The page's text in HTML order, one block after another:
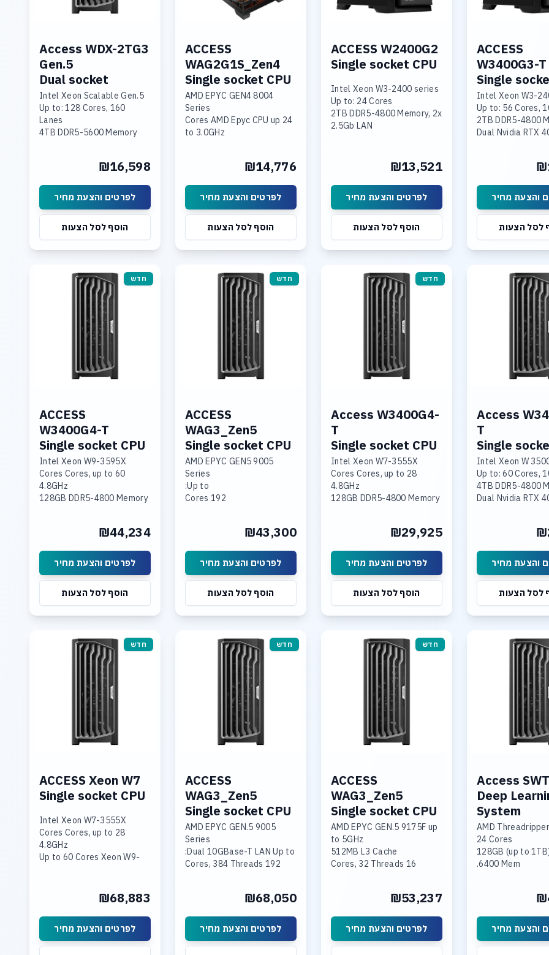
ACCESS
W3400G3-T
Single
Intel Xeon W3-
Up to: 56 Cores,
2TB DDR5-4800
Dual Nvidia RTX
Linux Or Win 11
והצעת מחיר
לסל הצעות
ACCESS W2400G2
Single socket CPU
Intel Xeon W3-2400 series
Up to: 24 Cores
2TB DDR5-4800 Memory, 2x
2.5Gb LAN
Generation< Support₪13,521
לפרטים והצעת מחיר
הוסף לסל הצעות
ACCESS
WAG2G1S_Zen4
Single socket CPU
AMD EPYC GEN4 8004
Series
24 Cores AMD Epyc CPU up
to 3.0GHz
option:
Dual Nvidia RTX Pro
4000/5000/6000
U.3 NVME
Linux or Win 11 Pro O.S.
₪14,776
לפרטים והצעת מחיר
הוסף לסל הצעות
Access WDX-2TG3
Gen.5
Dual socket
Intel Xeon Scalable Gen.5
Up to: 128 Cores, 160
Lanes
4TB DDR5-5600 Memory
₪16,598
לפרטים והצעת מחיר
הוסף לסל הצעות
Access
T
Single
Intel Xeon W
Up to: 60 Cores,
4TB DDR5-4800
Dual Nvidia RTX
30TB SSD NVME
והצעת מחיר
לסל הצעות
חדש
Access W3400G4-
T
Single socket CPU
Intel Xeon W7-3555X
28 Cores Cores, up to
4.8GHz
128GB DDR5-4800 Memory
10Gb LAN, WIN 11 PRO
₪29,925
לפרטים והצעת מחיר
הוסף לסל הצעות
חדש
ACCESS
WAG3_Zen5
Single socket CPU
AMD EPYC GEN5 9005
Series
Up to:
192 Cores
Dual Nvidia RTX 5090 or
Blackwell
Dual 10GBase-T LAN
₪43,300
לפרטים והצעת מחיר
הוסף לסל הצעות
חדש
ACCESS
W3400G4-T
Single socket CPU
Intel Xeon W9-3595X
60 Cores Cores, up to
4.8GHz
128GB DDR5-4800 Memory
2TB NVME SSD PCIe 5.0
₪44,234
לפרטים והצעת מחיר
הוסף לסל הצעות
Access
Deep
System
AMD
24 Cores
128GB (up to 1TB) DDR5-
6400 Mem.
Support up to 2x
Blackwell
Support 3 x SSD
והצעת מחיר
חדש
ACCESS
WAG3_Zen5
Single socket CPU
AMD EPYC GEN.5 9175F up
to 5GHz
512MB L3 Cache
16 Cores, 32 Threads
Dual 10GBase-T LAN
₪53,237
לפרטים והצעת מחיר
חדש
ACCESS
WAG3_Zen5
Single socket CPU
AMD EPYC GEN.5 9005
Series
Dual 10GBase-T LAN Up to:
192 Cores, 384 Threads
Triple Nvidia 6000 Pro GPU
Dual 10GBase-T LAN
₪68,050
לפרטים והצעת מחיר
חדש
ACCESS Xeon W7
Single socket CPU
Intel Xeon W7-3555X
28 Cores Cores, up to
4.8GHz
Up to 60 Cores Xeon W9-
4x RTX 4500 Ada
4TB NVME SSD PCIe 5.0
Linux, 10Gb LAN
₪68,883
לפרטים והצעת מחיר